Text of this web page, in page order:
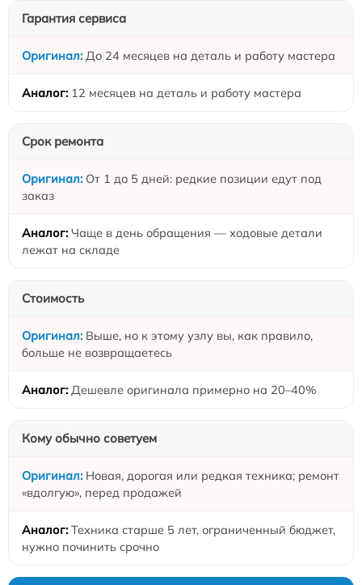
Гарантия сервиса
До 24 месяцев на деталь и работу мастера
12 месяцев на деталь и работу мастера
Срок ремонта
От 1 до 5 дней: редкие позиции едут под
заказ
Чаще в день обращения — ходовые детали
лежат на складе
Стоимость
Выше, но к этому узлу вы, как правило,
больше не возвращаетесь
Дешевле оригинала примерно на 20–40%
Кому обычно советуем
Новая, дорогая или редкая техника; ремонт
«вдолгую», перед продажей
Техника старше 5 лет, ограниченный бюджет,
нужно починить срочно